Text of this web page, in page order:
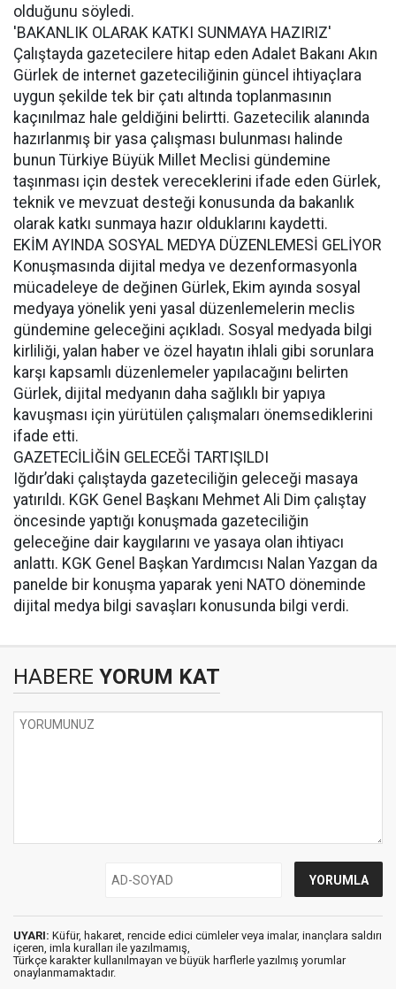
olduğunu söyledi.
'BAKANLIK OLARAK KATKI SUNMAYA HAZIRIZ'
Çalıştayda gazetecilere hitap eden Adalet Bakanı Akın
Gürlek de internet gazeteciliğinin güncel ihtiyaçlara
uygun şekilde tek bir çatı altında toplanmasının
kaçınılmaz hale geldiğini belirtti. Gazetecilik alanında
hazırlanmış bir yasa çalışması bulunması halinde
bunun Türkiye Büyük Millet Meclisi gündemine
taşınması için destek vereceklerini ifade eden Gürlek,
teknik ve mevzuat desteği konusunda da bakanlık
olarak katkı sunmaya hazır olduklarını kaydetti.
EKİM AYINDA SOSYAL MEDYA DÜZENLEMESİ GELİYOR
Konuşmasında dijital medya ve dezenformasyonla
mücadeleye de değinen Gürlek, Ekim ayında sosyal
medyaya yönelik yeni yasal düzenlemelerin meclis
gündemine geleceğini açıkladı. Sosyal medyada bilgi
kirliliği, yalan haber ve özel hayatın ihlali gibi sorunlara
karşı kapsamlı düzenlemeler yapılacağını belirten
Gürlek, dijital medyanın daha sağlıklı bir yapıya
kavuşması için yürütülen çalışmaları önemsediklerini
ifade etti.
GAZETECİLİĞİN GELECEĞİ TARTIŞILDI
Iğdır’daki çalıştayda gazeteciliğin geleceği masaya
yatırıldı. KGK Genel Başkanı Mehmet Ali Dim çalıştay
öncesinde yaptığı konuşmada gazeteciliğin
geleceğine dair kaygılarını ve yasaya olan ihtiyacı
anlattı. KGK Genel Başkan Yardımcısı Nalan Yazgan da
panelde bir konuşma yaparak yeni NATO döneminde
dijital medya bilgi savaşları konusunda bilgi verdi.
HABERE YORUM KAT
UYARI: Küfür, hakaret, rencide edici cümleler veya imalar, inançlara saldırı
içeren, imla kuralları ile yazılmamış,
Türkçe karakter kullanılmayan ve büyük harflerle yazılmış yorumlar
onaylanmamaktadır.